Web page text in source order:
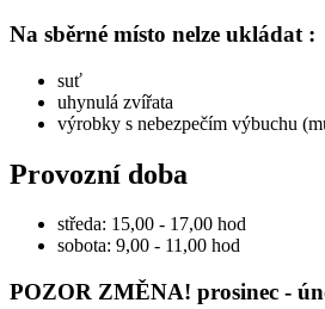
Na sběrné místo nelze ukládat :
suť
uhynulá zvířata
výrobky s nebezpečím výbuchu
Provozní doba
středa: 15,00 - 17,00 hod
sobota: 9,00 - 11,00 hod
POZOR ZMĚNA! prosinec -